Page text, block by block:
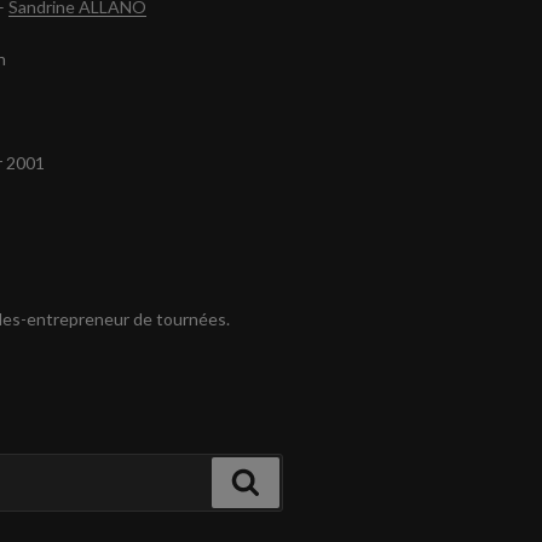
Sandrine ALLANO
entrepreneur de tournées.